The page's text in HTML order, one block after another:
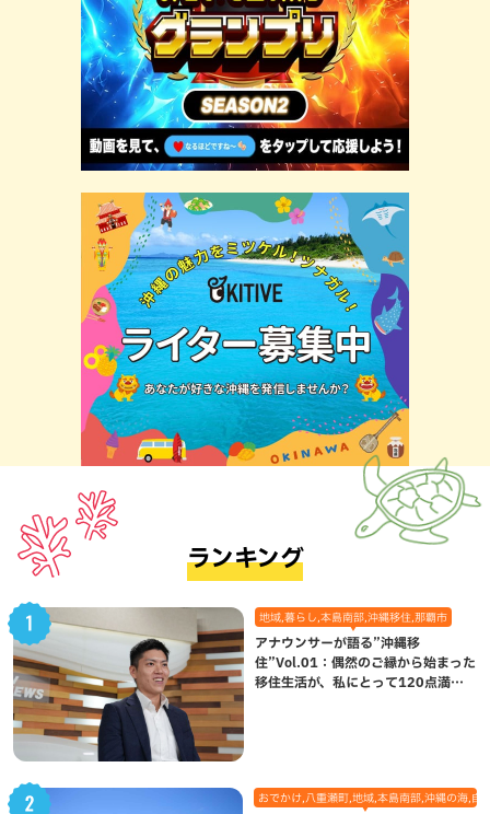
ランキング
地域,暮らし,本島南部,沖縄移住,那覇市
アナウンサーが語る”沖縄移
住”Vol.01：偶然のご縁から始まった
移住生活が、私にとって120点満点
おでかけ,八重瀬町,地域,本島南部,沖縄の海,自